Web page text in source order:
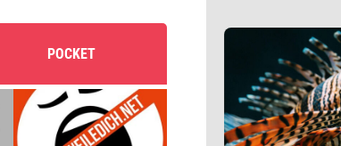
POCKET